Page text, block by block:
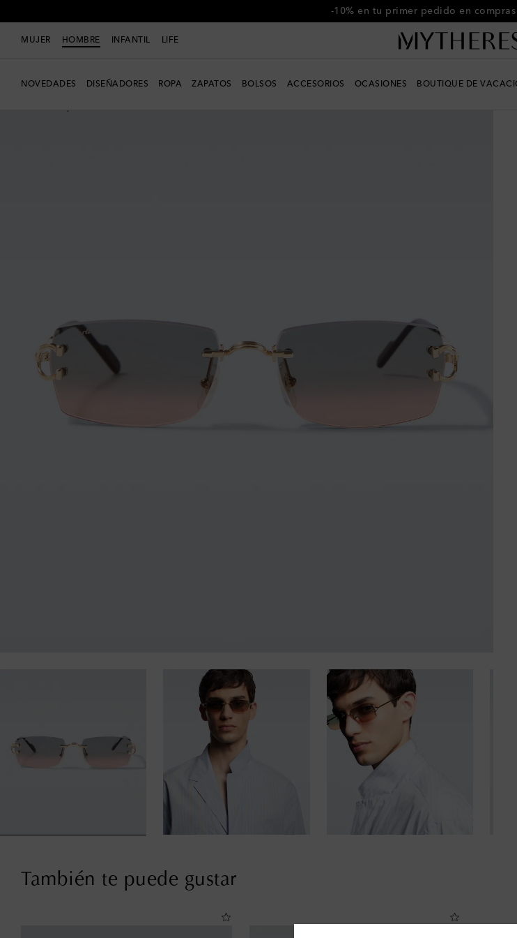
Usa el código FIRST10 para un -
MUJER HOMBRE INFANTIL LIFE
NOVEDADES DISEÑADORES ROPA ZAPATOS BOLSOS ACCESORIOS OCASIONES BOUTIQUE DE
También te puede gustar